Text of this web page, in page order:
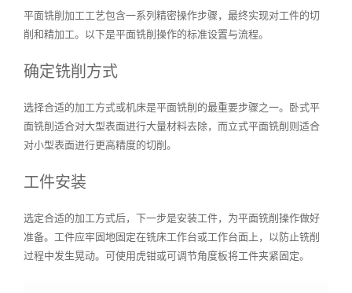
平面铣削加工工艺包含一系列精密操作步骤，最终实现对工件的切
削和精加工。以下是平面铣削操作的标准设置与流程。
确定铣削方式
选择合适的加工方式或机床是平面铣削的最重要步骤之一。卧式平
面铣削适合对大型表面进行大量材料去除，而立式平面铣削则适合
对小型表面进行更高精度的切削。
工件安装
选定合适的加工方式后，下一步是安装工件，为平面铣削操作做好
准备。工件应牢固地固定在铣床工作台或工作台面上，以防止铣削
过程中发生晃动。可使用虎钳或可调节角度板将工件夹紧固定。